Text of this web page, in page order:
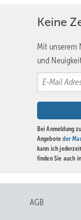
Keine
Mit unserem
und
Bei Anmeldung
Angeboteder
kann ich
finden Sie auch
AGB